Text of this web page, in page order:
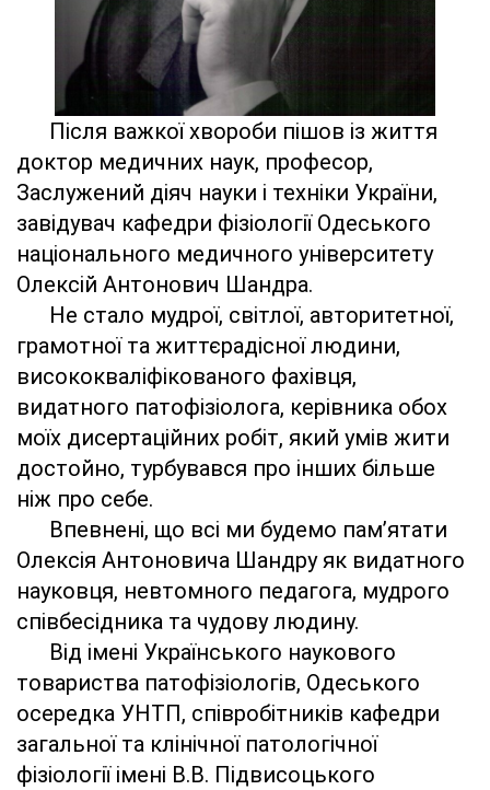
Після важкої хвороби пішов із життя
доктор медичних наук, професор,
Заслужений діяч науки і техніки України,
завідувач кафедри фізіології Одеського
національного медичного університету
Олексій Антонович Шандра.
Не стало мудрої, світлої, авторитетної,
грамотної та життєрадісної людини,
висококваліфікованого фахівця,
видатного патофізіолога, керівника обох
моїх дисертаційних робіт, який умів жити
достойно, турбувався про інших більше
ніж про себе.
Впевнені, що всі ми будемо пам’ятати
Олексія Антоновича Шандру як видатного
науковця, невтомного педагога, мудрого
співбесідника та чудову людину.
Від імені Українського наукового
товариства патофізіологів, Одеського
осередка УНТП, співробітників кафедри
загальної та клінічної патологічної
фізіології імені В.В. Підвисоцького